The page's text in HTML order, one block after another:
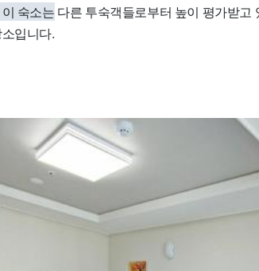
숙소는 다른 투숙객들로부터 높이 평가받고
입니다.